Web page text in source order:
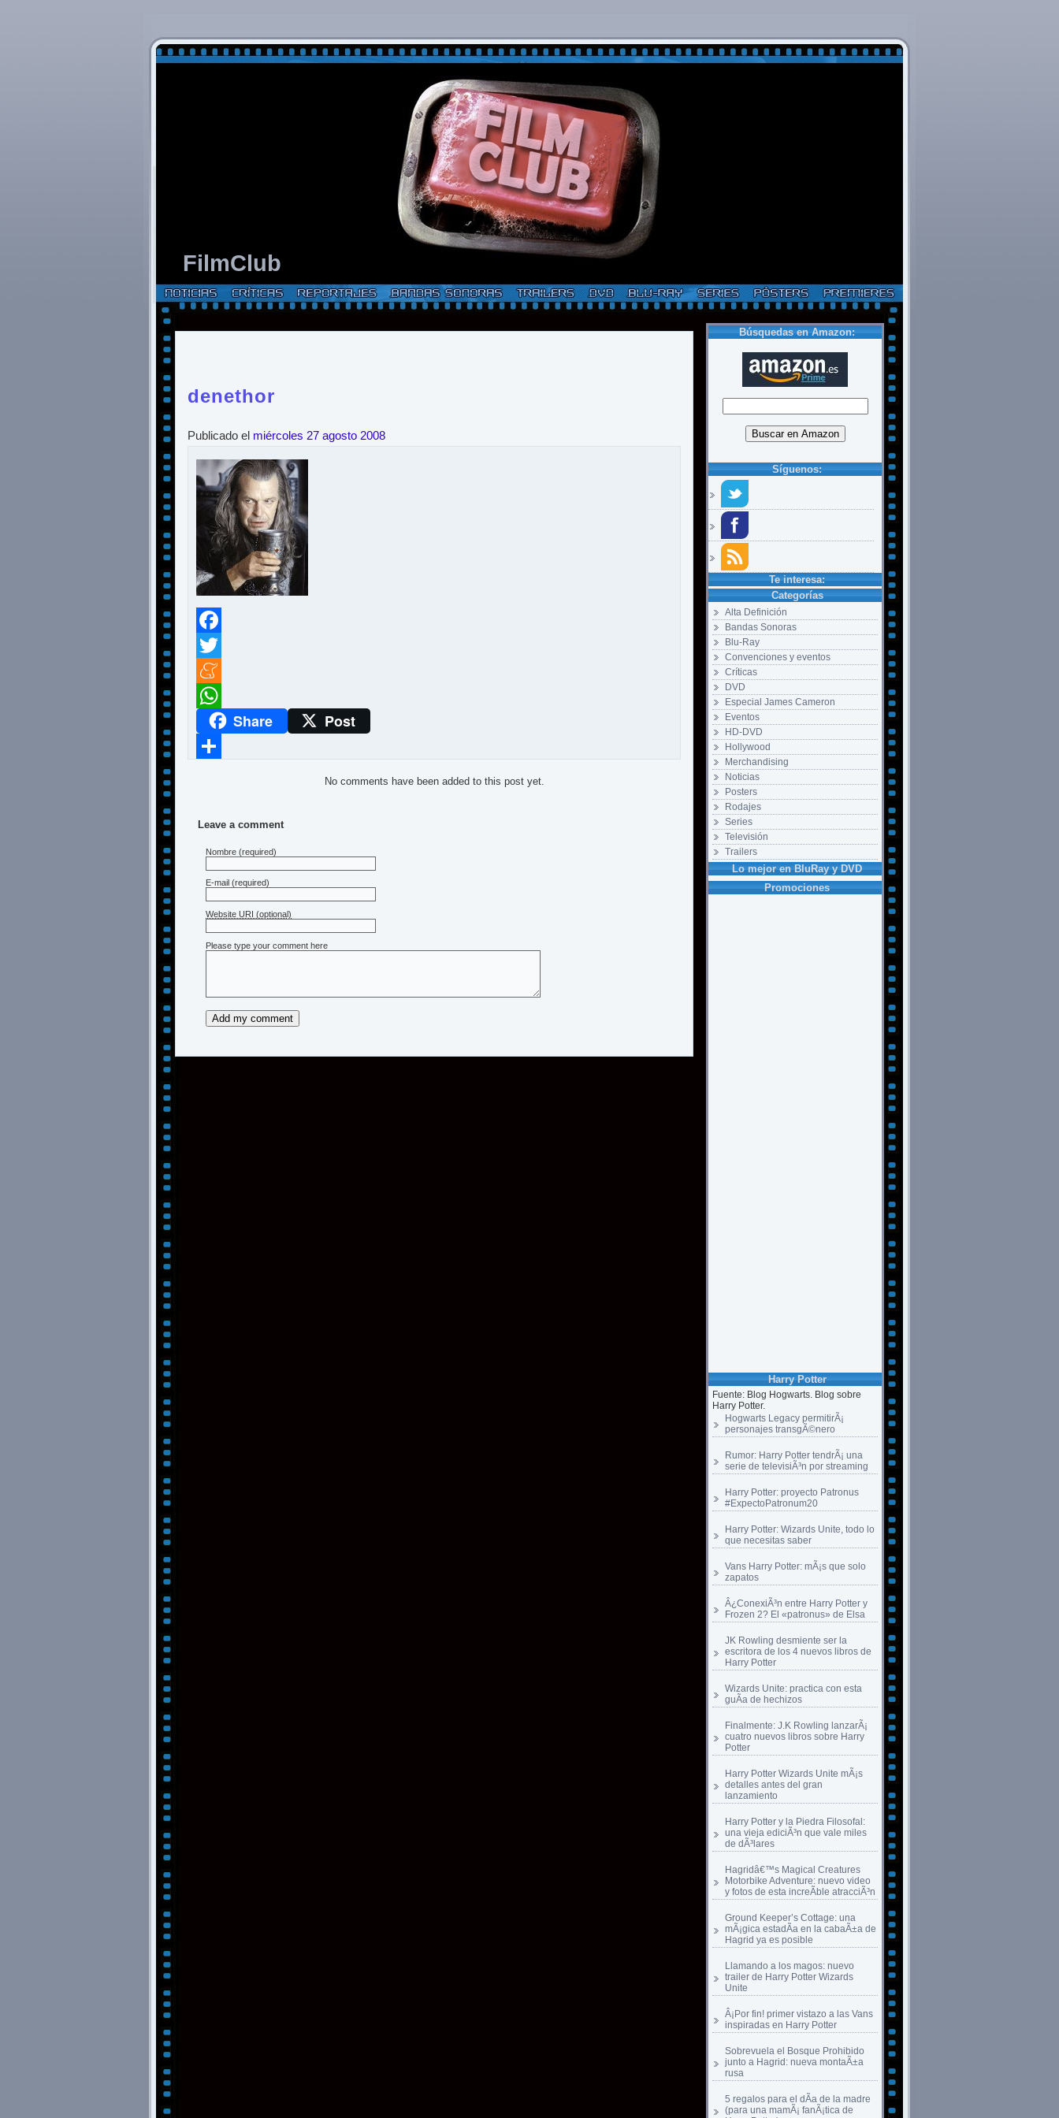
FilmClub
Búsquedas en Amazon:
Síguenos:
Te interesa:
Categorías
Alta Definición
Bandas Sonoras
Blu-Ray
Convenciones y eventos
Críticas
DVD
Especial James Cameron
Eventos
HD-DVD
Hollywood
Merchandising
Noticias
Posters
Rodajes
Series
Televisión
Trailers
Lo mejor en BluRay y DVD
Promociones
Harry Potter
Fuente: Blog Hogwarts. Blog sobre
Harry Potter.
Hogwarts Legacy permitirÃ¡
personajes transgÃ©nero
Rumor: Harry Potter tendrÃ¡ una
serie de televisiÃ³n por streaming
Harry Potter: proyecto Patronus
#ExpectoPatronum20
Harry Potter: Wizards Unite, todo lo
que necesitas saber
Vans Harry Potter: mÃ¡s que solo
zapatos
Â¿ConexiÃ³n entre Harry Potter y
Frozen 2? El «patronus» de Elsa
JK Rowling desmiente ser la
escritora de los 4 nuevos libros de
Harry Potter
Wizards Unite: practica con esta
guÃ­a de hechizos
Finalmente: J.K Rowling lanzarÃ¡
cuatro nuevos libros sobre Harry
Potter
Harry Potter Wizards Unite mÃ¡s
detalles antes del gran
lanzamiento
Harry Potter y la Piedra Filosofal:
una vieja ediciÃ³n que vale miles
de dÃ³lares
Hagridâ€™s Magical Creatures
Motorbike Adventure: nuevo video
y fotos de esta increÃ­ble atracciÃ³n
Ground Keeper’s Cottage: una
mÃ¡gica estadÃ­a en la cabaÃ±a de
Hagrid ya es posible
Llamando a los magos: nuevo
trailer de Harry Potter Wizards
Unite
Â¡Por fin! primer vistazo a las Vans
inspiradas en Harry Potter
Sobrevuela el Bosque Prohibido
junto a Hagrid: nueva montaÃ±a
rusa
5 regalos para el dÃ­a de la madre
(para una mamÃ¡ fanÃ¡tica de
denethor
Publicado el miércoles 27 agosto 2008
Facebook
Twitter
Meneame
WhatsAppShare Post
No comments have been added to this post yet.
Leave a comment
Nombre (required)
E-mail (required)
Website URI (optional)
Please type your comment here